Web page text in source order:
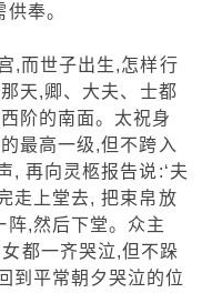
奉。
,而世子出生,怎样行
天,卿、大夫、士都
阶的南面。太祝身
最高一级,但不跨入
, 再向灵柩报告说:‘夫
走上堂去, 把束帛放
阵,然后下堂。众主
都一齐哭泣,但不跺
到平常朝夕哭泣的位